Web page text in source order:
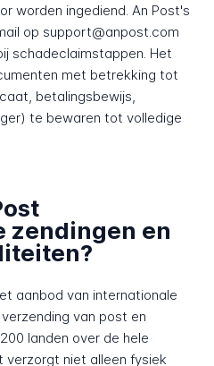
worden ingediend. An Post's
op support@anpost.com
schadeclaimstappen. Het
met betrekking tot
betalingsbewijs,
te bewaren tot volledige
en
aanbod van internationale
van post en
landen over de hele
verzorgt niet alleen fysiek